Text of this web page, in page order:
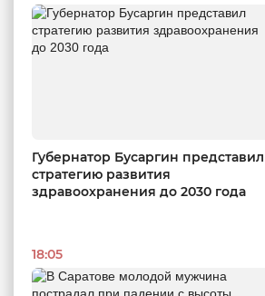
Губернатор Бусаргин представил
стратегию развития
здравоохранения до 2030 года
18:05